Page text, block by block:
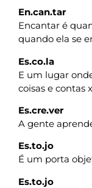
En.can.tar
Encantar é
quando ela se
Es.co.la
E um lugar
coisas e contas
Es.cre.ver
A gente
Es.to.jo
É um porta
Es.to.jo